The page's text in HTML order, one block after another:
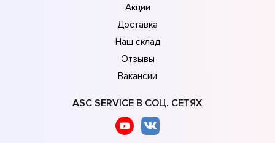
Акции
Доставка
Наш склад
Отзывы
Вакансии
ASC SERVICE В СОЦ. СЕТЯХ